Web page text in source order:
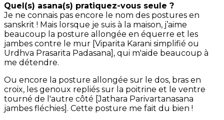
Quel(s) asana(s) pratiquez-vous seule ?
Je ne connais pas encore le nom des postures en
sanskrit ! Mais lorsque je suis à la maison, j’aime
beaucoup la posture allongée en équerre et les
jambes contre le mur [Viparita Karani simplifié ou
Urdhva Prasarita Padasana], qui m'aide beaucoup à
me détendre.
Ou encore la posture allongée sur le dos, bras en
croix, les genoux repliés sur la poitrine et le ventre
tourné de l'autre côté [Jathara Parivartanasana
jambes fléchies]. Cette posture me fait du bien !